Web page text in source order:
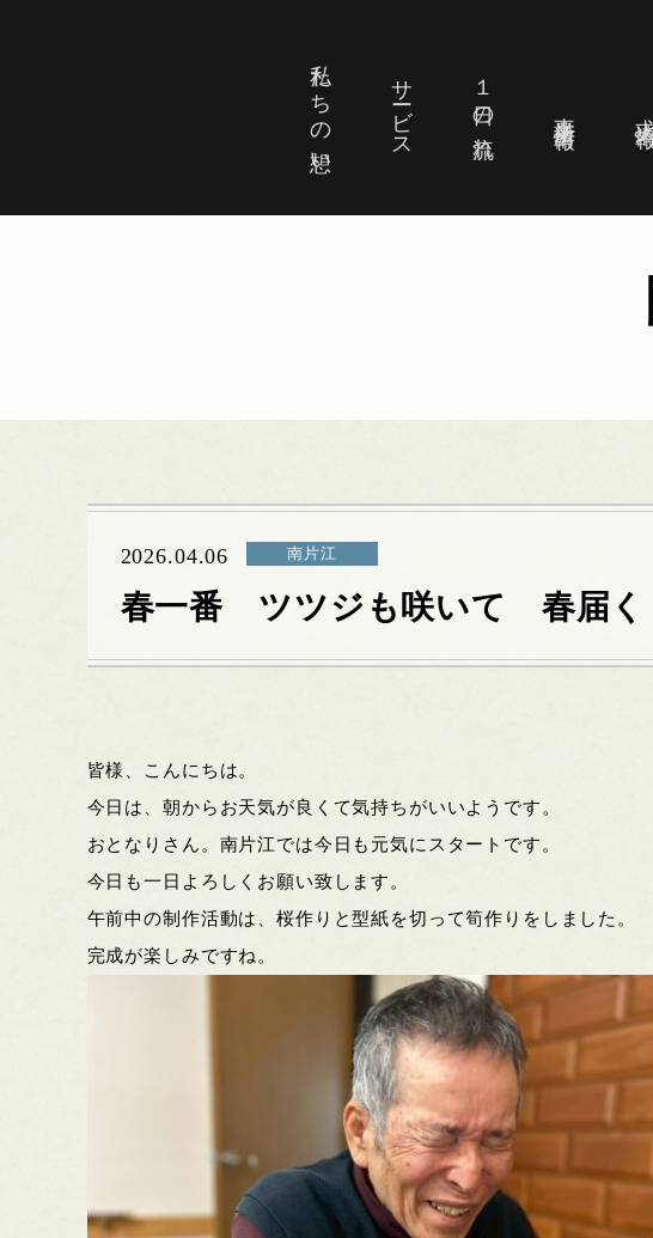
私たちの想い サービス １日の流れ
2026.04.06 南片江
春一番 ツツジも咲いて 春届く
皆様、こんにちは。
今日は、朝からお天気が良くて気持ちがいいようです。
おとなりさん。南片江では今日も元気にスタートです。
今日も一日よろしくお願い致します。
午前中の制作活動は、桜作りと型紙を切って筍作りをしました。
完成が楽しみですね。